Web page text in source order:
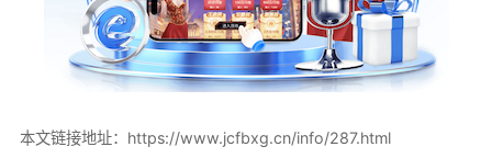
本文链接地址： https://www.jcfbxg.cn/info/287.html